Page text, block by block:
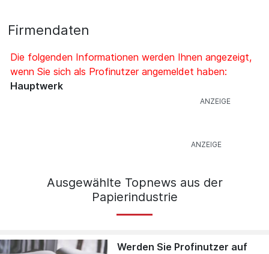
Firmendaten
Die folgenden Informationen werden Ihnen angezeigt,
wenn Sie sich als Profinutzer angemeldet haben:
Hauptwerk
Ausgewählte Topnews aus der
Papierindustrie
Werden Sie Profinutzer auf